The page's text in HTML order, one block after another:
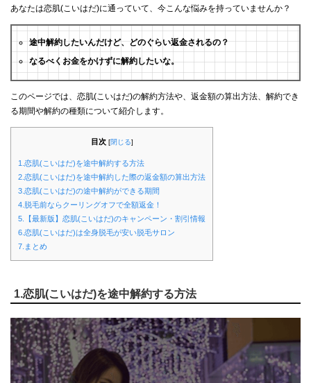
あなたは恋肌(こいはだ)に通っていて、今こんな悩みを持っていませんか？
途中解約したいんだけど、どのぐらい返金されるの？
なるべくお金をかけずに解約したいな。
このページでは、恋肌(こいはだ)の解約方法や、返金額の算出方法、解約でき
る期間や解約の種類について紹介します。
目次 [閉じる]
1.恋肌(こいはだ)を途中解約する方法
2.恋肌(こいはだ)を途中解約した際の返金額の算出方法
3.恋肌(こいはだ)の途中解約ができる期間
4.脱毛前ならクーリングオフで全額返金！
5.【最新版】恋肌(こいはだ)のキャンペーン・割引情報
6.恋肌(こいはだ)は全身脱毛が安い脱毛サロン
7.まとめ
1.恋肌(こいはだ)を途中解約する方法